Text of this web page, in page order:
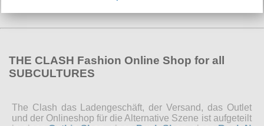
THE CLASH Fashion Online Shop for all
SUBCULTURES
The Clash das Ladengeschäft, der Versand, das Outlet
und der Onlineshop für die Alternative Szene ist aufgeteilt